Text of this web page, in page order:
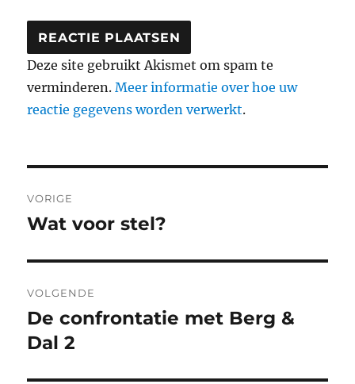
Deze site gebruikt Akismet om spam te
verminderen.Meer informatie over hoe uw
reactie gegevens worden verwerkt.
VORIGE
Vorig
Wat voor stel?
VOLGENDE
Volgend
bericht:
De confrontatie met Berg &
Dal 2